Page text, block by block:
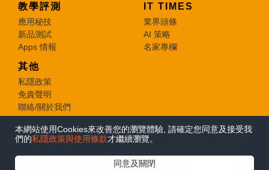
教學評測
應用秘技
新品測試
Apps 情報
IT TIMES
業界頭條
AI 策略
名家專欄
其他
私隱政策
免責聲明
聯絡/關於我們
© 2026 e-zone. All Rights Reserved.
本網站使用Cookies來改善您的瀏覽體驗, 請確定您同意及接受我
們的私隱政策與使用條款才繼續瀏覽。
同意及關閉